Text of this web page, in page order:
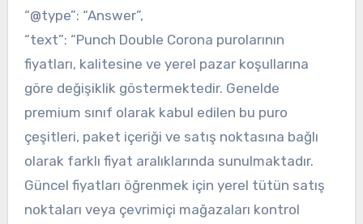
“@type”: “Answer”,
“text”: “Punch Double Corona purolarının
fiyatları, kalitesine ve yerel pazar koşullarına
göre değişiklik göstermektedir. Genelde
premium sınıf olarak kabul edilen bu puro
çeşitleri, paket içeriği ve satış noktasına bağlı
olarak farklı fiyat aralıklarında sunulmaktadır.
Güncel fiyatları öğrenmek için yerel tütün satış
noktaları veya çevrimiçi mağazaları kontrol